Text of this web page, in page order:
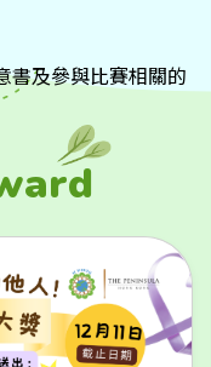
書及參與比賽相關的